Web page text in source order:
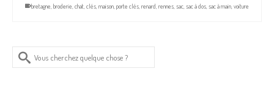
bretagne broderie chat clés maison porte clés renard rennes sac sac à dos sac à main voiture
Rechercher :